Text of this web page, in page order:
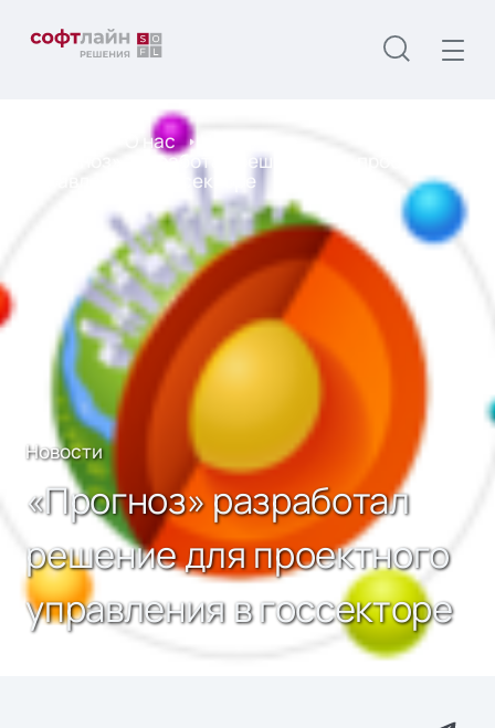
О нас
«Прогноз» разработал решение для проектного
управления в госсекторе
Новости
«Прогноз» разработал
решение для проектного
управления в госсекторе